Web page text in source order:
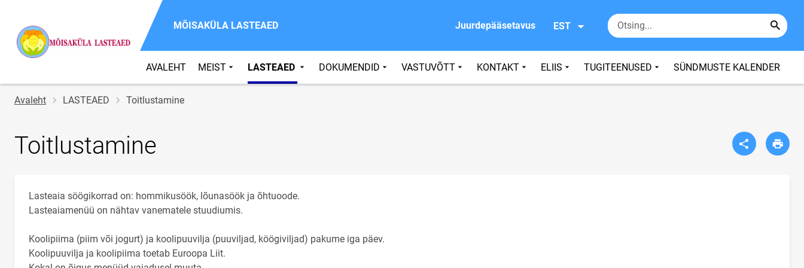
MÕISAKÜLA LASTEAED Juurdepääsetavus EST
AVALEHT MEIST LASTEAED DOKUMENDID VASTUVÕTT KONTAKT ELIIS TUGITEENUSED SÜNDMUSTE KALENDER
Jälglink
Avaleht LASTEAED Toitlustamine
Toitlustamine
Lasteaia söögikorrad on: hommikusöök, lõunasöök ja õhtuoode.
Lasteaiamenüü on nähtav vanematele stuudiumis.
Koolipiima (piim või jogurt) ja koolipuuvilja (puuviljad, köögiviljad) pakume iga päev.
Koolipuuvilja ja koolipiima toetab Euroopa Liit.